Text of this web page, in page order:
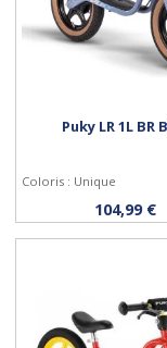
Acheter
Puky LR 1L BR
Coloris : Unique
104,99 €